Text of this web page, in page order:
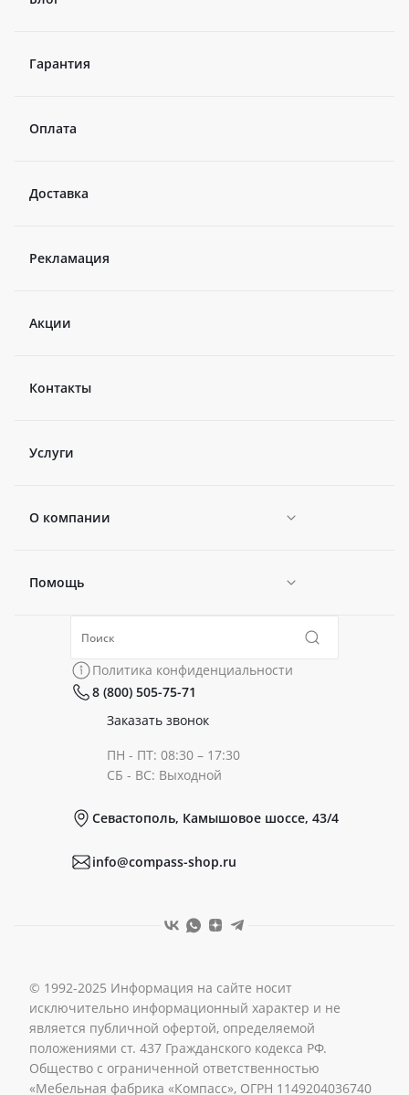
Гарантия
Оплата
Доставка
Рекламация
Акции
Контакты
Услуги
О компании
Новости
Политика конфиденциальности
Помощь
Коллекции
Политика конфиденциальности
8 (800) 505-75-71
Заказать звонок
ПН - ПТ: 08:30 – 17:30
СБ - ВС: Выходной
Севастополь, Камышовое шоссе, 43/4
info@compass-shop.ru
© 1992-2025 Информация на сайте носит
исключительно информационный характер и не
является публичной офертой, определяемой
положениями ст. 437 Гражданского кодекса РФ.
Общество с ограниченной ответственностью
«Мебельная фабрика «Компасс», ОГРН 1149204036740